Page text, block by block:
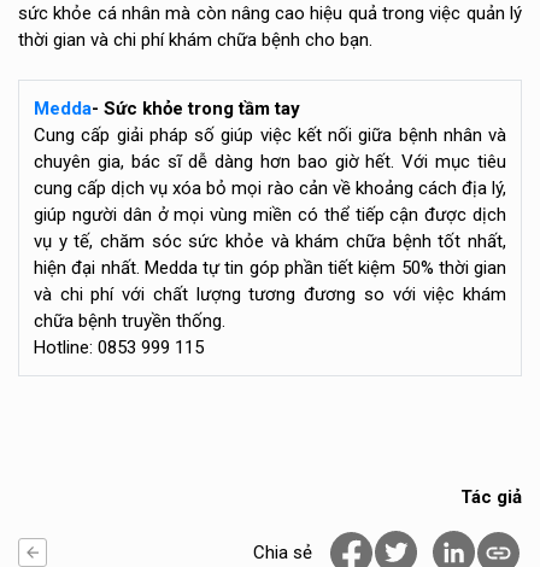
sức khỏe cá nhân mà còn nâng cao hiệu quả trong việc quản lý
thời gian và chi phí khám chữa bệnh cho bạn.
Medda- Sức khỏe trong tầm tay
Cung cấp giải pháp số giúp việc kết nối giữa bệnh nhân và
chuyên gia, bác sĩ dễ dàng hơn bao giờ hết. Với mục tiêu
cung cấp dịch vụ xóa bỏ mọi rào cản về khoảng cách địa lý,
giúp người dân ở mọi vùng miền có thể tiếp cận được dịch
vụ y tế, chăm sóc sức khỏe và khám chữa bệnh tốt nhất,
hiện đại nhất. Medda tự tin góp phần tiết kiệm 50% thời gian
và chi phí với chất lượng tương đương so với việc khám
chữa bệnh truyền thống.
Hotline: 0853 999 115
Tác giả
Chia sẻ